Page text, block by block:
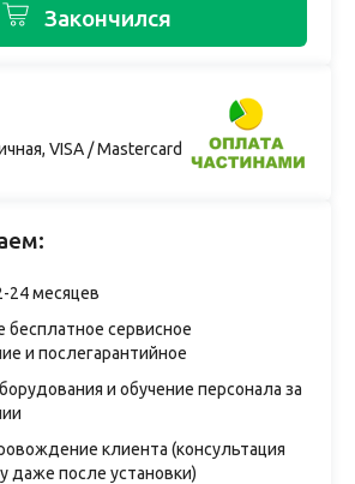
Закончился
VISA / Mastercard
24 месяцев
бесплатное сервисное
и послегарантийное
и обучение персонала за
клиента (консультация
даже после установки)